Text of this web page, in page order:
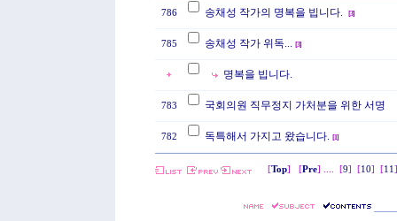
786 송채성 작가의 명복을 빕니다. [3]
785 송채성 작가 위독... [3]
명복을 빕니다.
783 국회의원 직무정지 가처분을 위한 서명
782 독특해서 가지고 왔습니다. [1]
[Top] [Pre] .... [9] [10] [11